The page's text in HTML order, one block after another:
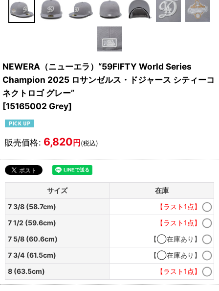
NEWERA（ニューエラ）“59FIFTY World Series
Champion 2025 ロサンゼルス・ドジャース シティーコ
ネクトロゴ グレー”
[15165002 Grey]
販売価格: 6,820円(税込)
サイズ
在庫
7 3/8 (58.7cm)
【ラスト1点】
7 1/2 (59.6cm)
【ラスト1点】
7 5/8 (60.6cm)
【◯在庫あり】
7 3/4 (61.5cm)
【◯在庫あり】
8 (63.5cm)
【ラスト1点】